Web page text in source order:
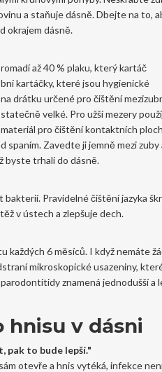
a staňuje dásně. Dbejte na to,
okrajem dásně.
až 40 % plaku, který kartáč
kartáčky, které jsou hygienické
drátku určené pro čištění
velké. Pro užší mezery
pro čištění kontaktních
spaním. Zavedte ji jemně mezi zuby
byste trhali do dásně.
bakterií. Pravidelné čištění jazyka
v ústech a zlepšuje dech.
každých 6 měsíců. I když nemáte
mikroskopické usazeniny,
znamená jednodušší a
hnisu v dásni
pak to bude lepší."
otevře a hnis vytéká, infekce